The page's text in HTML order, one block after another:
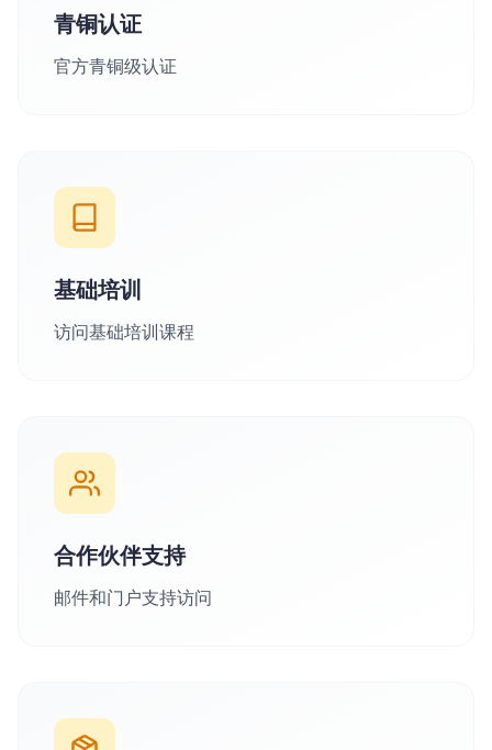
青铜认证
官方青铜级认证
基础培训
访问基础培训课程
合作伙伴支持
邮件和门户支持访问